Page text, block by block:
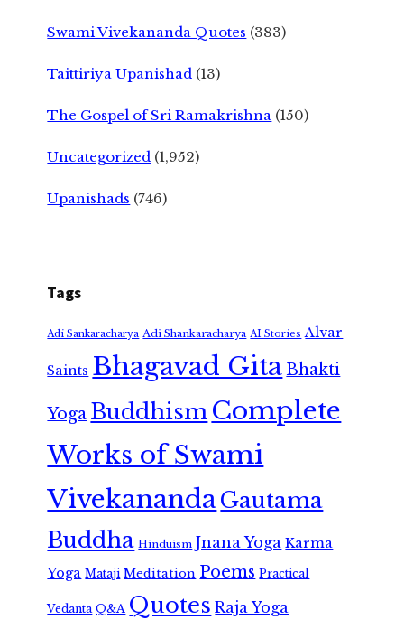
Swami Vivekananda Quotes (383)
Taittiriya Upanishad (13)
The Gospel of Sri Ramakrishna (150)
Uncategorized (1,952)
Upanishads (746)
Tags
Adi Sankaracharya Adi Shankaracharya AI Stories Alvar
Saints Bhagavad GitaBhakti
Yoga Buddhism Complete
Works of Swami
VivekanandaGautama
Buddha Hinduism Jnana Yoga Karma
Yoga Mataji Meditation Poems Practical
Vedanta Q&A Quotes Raja Yoga